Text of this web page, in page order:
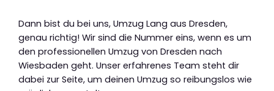
Dann bist du bei uns, Umzug Lang aus Dresden,
genau richtig! Wir sind die Nummer eins, wenn es um
den professionellen Umzug von Dresden nach
Wiesbaden geht. Unser erfahrenes Team steht dir
dabei zur Seite, um deinen Umzug so reibungslos wie